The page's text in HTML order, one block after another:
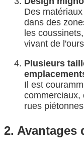
Des
dans des
les
vivant de
Plusieurs
Il est
commerciaux,
rues
2. Avantages